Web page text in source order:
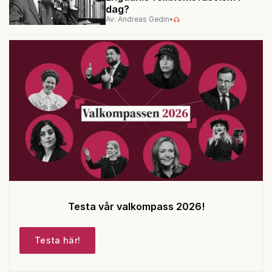
dag?
Av: Andreas Gedin•
Testa vår valkompass 2026!
Testa här!